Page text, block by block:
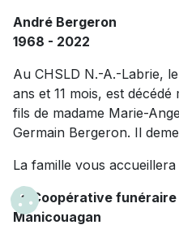
André Bergeron
1968 - 2022
Au CHSLD N.-A.-Labrie,
ans et 11 mois, est
fils de madame Marie-
Germain Bergeron. Il
La famille vous accueillera
La Coopérative
Manicouagan